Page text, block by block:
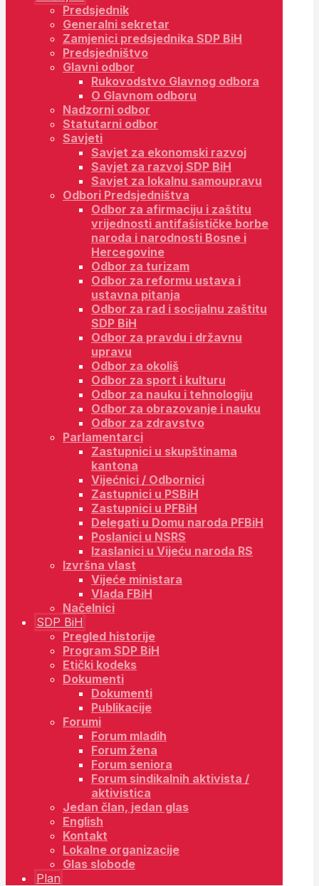
Predsjednik
Generalni sekretar
Zamjenici predsjednika SDP BiH
Predsjedništvo
Glavni odbor
Rukovodstvo Glavnog odbora
O Glavnom odboru
Nadzorni odbor
Statutarni odbor
Savjeti
Savjet za ekonomski razvoj
Savjet za razvoj SDP BiH
Savjet za lokalnu samoupravu
Odbori Predsjedništva
Odbor za afirmaciju i zaštitu
vrijednosti antifašističke borbe
naroda i narodnosti Bosne i
Hercegovine
Odbor za turizam
Odbor za reformu ustava i
ustavna pitanja
Odbor za rad i socijalnu zaštitu
SDP BiH
Odbor za pravdu i državnu
upravu
Odbor za okoliš
Odbor za sport i kulturu
Odbor za nauku i tehnologiju
Odbor za obrazovanje i nauku
Odbor za zdravstvo
Parlamentarci
Zastupnici u skupštinama
kantona
Vijećnici / Odbornici
Zastupnici u PSBiH
Zastupnici u PFBiH
Delegati u Domu naroda PFBiH
Poslanici u NSRS
Izaslanici u Vijeću naroda RS
Izvršna vlast
Vijeće ministara
Vlada FBiH
Načelnici
SDP BiH
Pregled historije
Program SDP BiH
Etički kodeks
Dokumenti
Dokumenti
Publikacije
Forumi
Forum mladih
Forum žena
Forum seniora
Forum sindikalnih aktivista /
aktivistica
Jedan član, jedan glas
English
Kontakt
Lokalne organizacije
Glas slobode
Plan